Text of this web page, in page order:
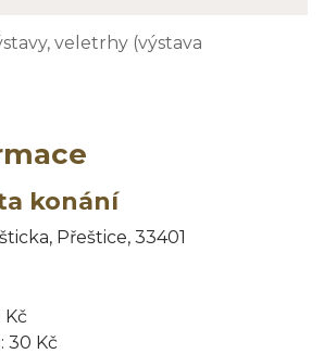
veletrhy (výstava
na akci
konání
Přeštice, 33401
Kč
30 Kč